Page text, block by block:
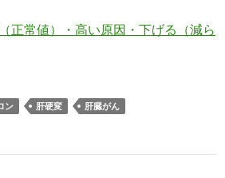
正常値）・高い原因・下げる（減ら
ン 肝硬変 肝臓がん